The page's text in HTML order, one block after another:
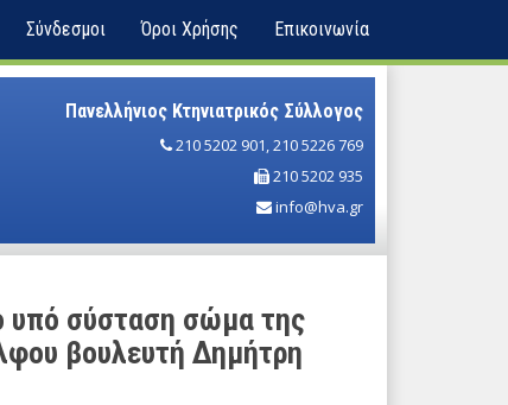
Σύνδεσμοι Όροι Χρήσης Επικοινωνία
Πανελλήνιος Κτηνιατρικός Σύλλογος
210 5202 901,210 5226 769
210 5202 935
info@hva.gr
υπό σύσταση σώμα της
βουλευτή Δημήτρη